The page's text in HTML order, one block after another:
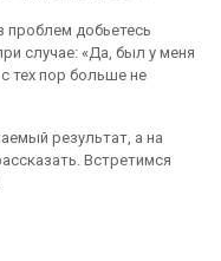
проблем добьетесь
случае: «Да, был у меня
тех пор больше не
результат, а на
Встретимся